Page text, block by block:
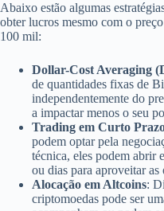
Abaixo estão algumas
obter lucros mesmo com o
100 mil:
Dollar-Cost Averaging
de quantidades fixas de
independentemente do
a impactar menos o seu
Trading em Curto
podem optar pela
técnica, eles podem abrir
ou dias para aproveitar as
Alocação em Altcoins:
criptomoedas pode ser